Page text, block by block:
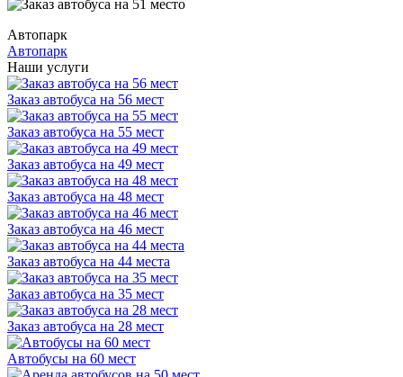
Автопарк
Автопарк
Наши услуги
Заказ автобуса на 56 мест
Заказ автобуса на 55 мест
Заказ автобуса на 49 мест
Заказ автобуса на 48 мест
Заказ автобуса на 46 мест
Заказ автобуса на 44 места
Заказ автобуса на 35 мест
Заказ автобуса на 28 мест
Автобусы на 60 мест